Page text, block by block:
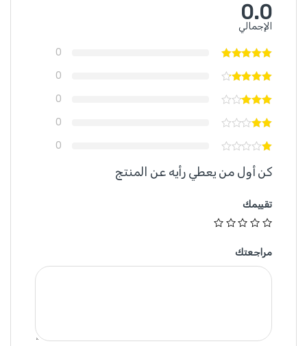
0.0
الإجمالي
0
0
0
0
0
كن أول من يعطي رأيه عن المنتج
تقييمك
مراجعتك